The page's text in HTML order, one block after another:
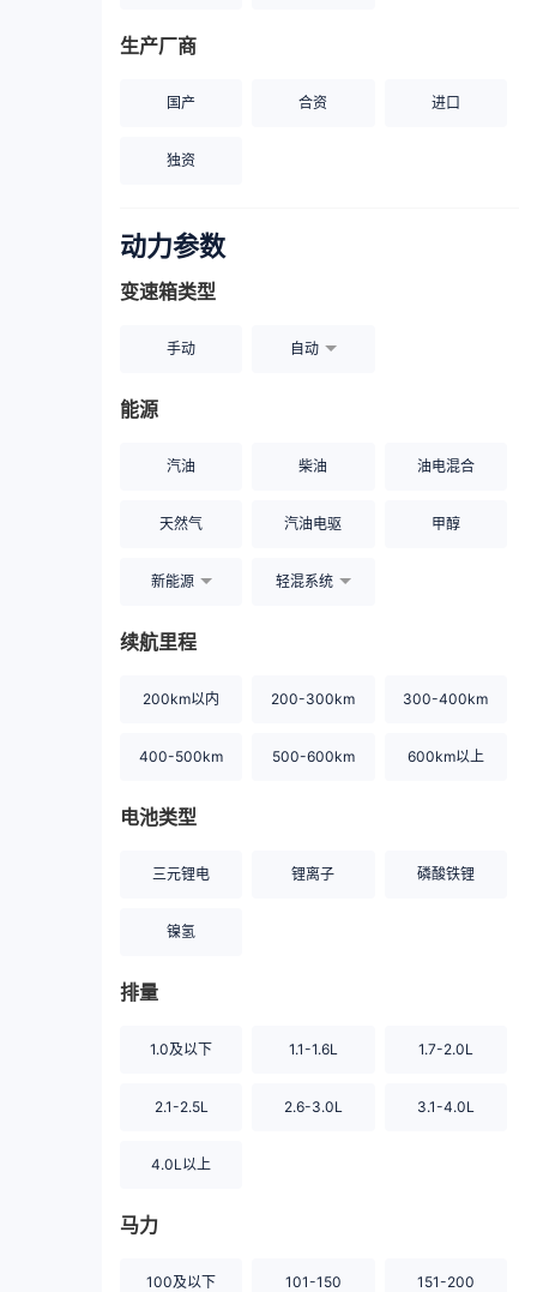
生产厂商
国产 合资 进口
独资
动力参数
变速箱类型
手动 自动
能源
汽油 柴油 油电混合
天然气 汽油电驱 甲醇
新能源 轻混系统
续航里程
200km以内 200-300km 300-400km
400-500km 500-600km 600km以上
电池类型
三元锂电 锂离子 磷酸铁锂
镍氢
排量
1.0及以下 1.1-1.6L 1.7-2.0L
2.1-2.5L 2.6-3.0L 3.1-4.0L
4.0L以上
马力
100及以下 101-150 151-200